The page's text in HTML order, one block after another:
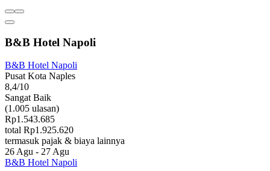
B&B Hotel Napoli
B&B Hotel Napoli
Pusat Kota Naples
8,4/10
Sangat Baik
(1.005 ulasan)
Rp1.543.685
total Rp1.925.620
termasuk pajak & biaya lainnya
26 Agu - 27 Agu
B&B Hotel Napoli